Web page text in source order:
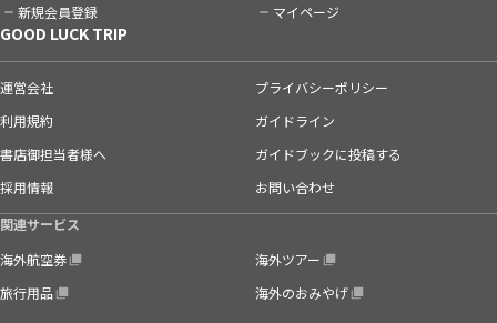
新規会員登録 マイページ
GOOD LUCK TRIP
運営会社
プライバシーポリシー
利用規約
ガイドライン
書店御担当者様へ
ガイドブックに投稿する
採用情報
お問い合わせ
関連サービス
海外航空券
海外ツアー
旅行用品
海外のおみやげ